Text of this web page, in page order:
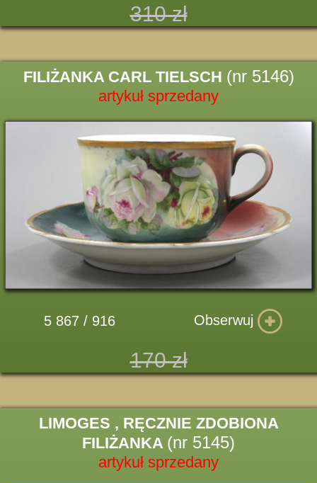
310 zł
FILIŻANKA CARL TIELSCH (nr 5146)
artykuł sprzedany
5 867 / 916 Obserwuj
170 zł
LIMOGES , RĘCZNIE ZDOBIONA
FILIŻANKA (nr 5145)
artykuł sprzedany